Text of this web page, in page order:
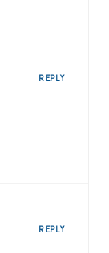
REPLY
REPLY